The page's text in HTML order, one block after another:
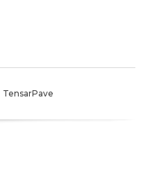
TensarPave